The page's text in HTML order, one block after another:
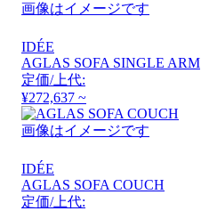
画像はイメージです
IDÉE
AGLAS SOFA SINGLE ARM
定価/上代:
¥272,637 ~
画像はイメージです
IDÉE
AGLAS SOFA COUCH
定価/上代: